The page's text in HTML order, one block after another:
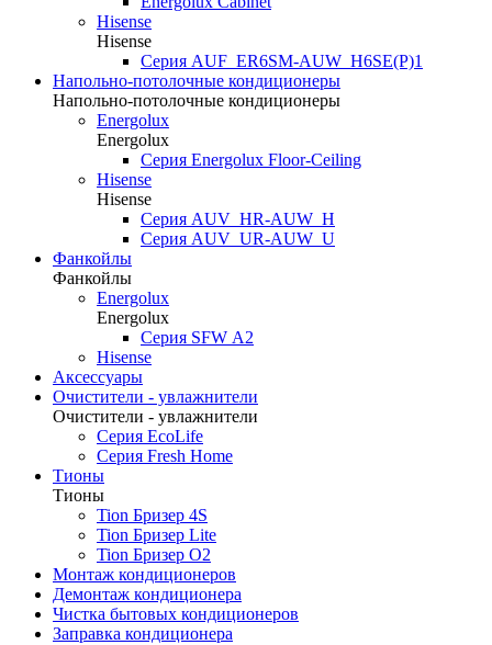
Hisense
Hisense
Серия AUF_ER6SM-AUW_H6SE(P)1
Напольно-потолочные кондиционеры
Напольно-потолочные кондиционеры
Energolux
Energolux
Серия Energolux Floor-Ceiling
Hisense
Hisense
Серия AUV_HR-AUW_H
Серия AUV_UR-AUW_U
Фанкойлы
Фанкойлы
Energolux
Energolux
Cерия SFW А2
Hisense
Аксессуары
Очистители - увлажнители
Очистители - увлажнители
Серия EcoLife
Серия Fresh Home
Тионы
Тионы
Tion Бризер 4S
Tion Бризер Lite
Tion Бризер O2
Монтаж кондиционеров
Демонтаж кондиционера
Чистка бытовых кондиционеров
Заправка кондиционера